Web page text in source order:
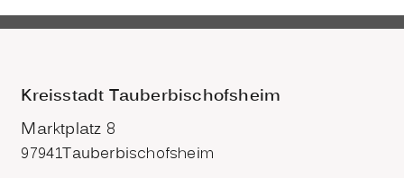
Kreisstadt Tauberbischofsheim
Marktplatz 8
97941Tauberbischofsheim